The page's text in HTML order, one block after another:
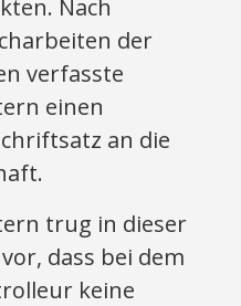
Nach
der
verfasste
einen
an die
trug in dieser
dass bei dem
keine